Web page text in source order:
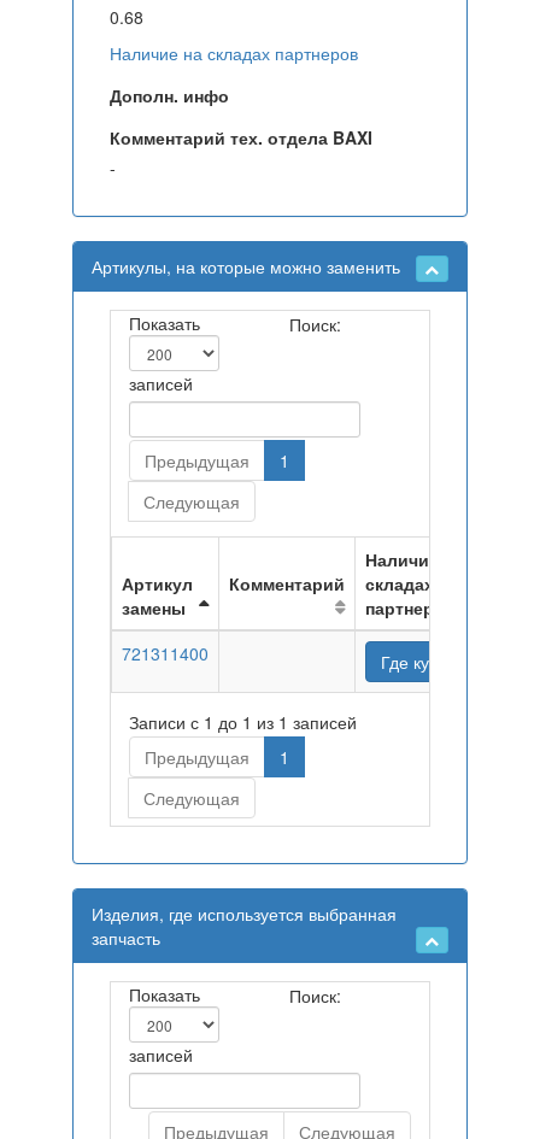
0.68
Наличие на складах партнеров
Дополн. инфо
Комментарий тех. отдела BAXI
-
Артикулы, на которые можно заменить
Показать
записей
Поиск:
Предыдущая
1
Следующая
Артикул
замены
Комментарий
Наличие на
складах
партнеров
721311400
Где купить
Записи с 1 до 1 из 1 записей
Предыдущая
1
Следующая
Изделия, где используется выбранная
запчасть
Показать
записей
Поиск:
Предыдущая Следующая